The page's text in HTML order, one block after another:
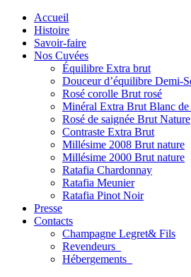
Accueil
Histoire
Savoir-faire
Nos Cuvées
Équilibre Extra brut
Douceur d’équilibre Demi-
Rosé corolle Brut rosé
Minéral Extra Brut Blanc de
Rosé de saignée Brut Nature
Contraste Extra Brut
Millésime 2008 Brut nature
Millésime 2000 Brut nature
Ratafia Chardonnay
Ratafia Meunier
Ratafia Pinot Noir
Presse
Contacts
Champagne Legret& Fils
Revendeurs
Hébergements